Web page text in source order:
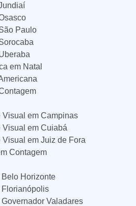
Paulo
em Natal
Visual em Campinas
Visual em Cuiabá
em Juiz de Fora
Contagem
Belo Horizonte
Florianópolis
Valadares